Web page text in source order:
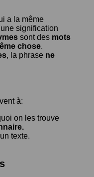
a la même
signification
sont des mots
chose.
, la phrase ne
à:
on les trouve
texte.